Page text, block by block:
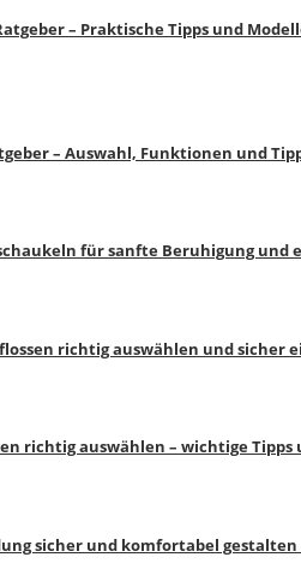
– Praktische Tipps und
– Auswahl, Funktionen und
für sanfte Beruhigung und
richtig auswählen und sicher
richtig auswählen – wichtige Tipps
sicher und komfortabel gestalten